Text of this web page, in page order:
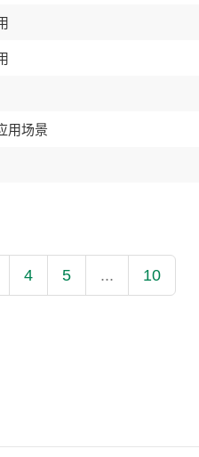
用场景
4 5 ... 10